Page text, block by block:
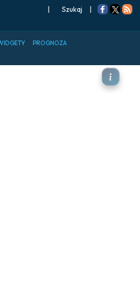
| |
PROGNOZA